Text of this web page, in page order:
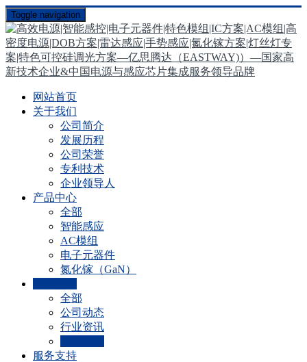
Toggle navigation
网站首页
关于我们
公司简介
发展历程
公司荣誉
专利技术
企业领导人
产品中心
全部
智能感应
AC模组
电子元器件
氮化镓（GaN）
全部
公司动态
行业资讯
服务支持